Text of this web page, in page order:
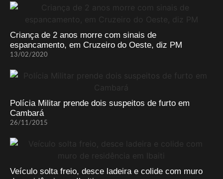
Criança de 2 anos morre com sinais de
espancamento, em Cruzeiro do Oeste, diz PM
13/02/2020
Polícia Militar prende dois suspeitos de furto em
Cambará
26/11/2015
Veículo solta freio, desce ladeira e colide com muro